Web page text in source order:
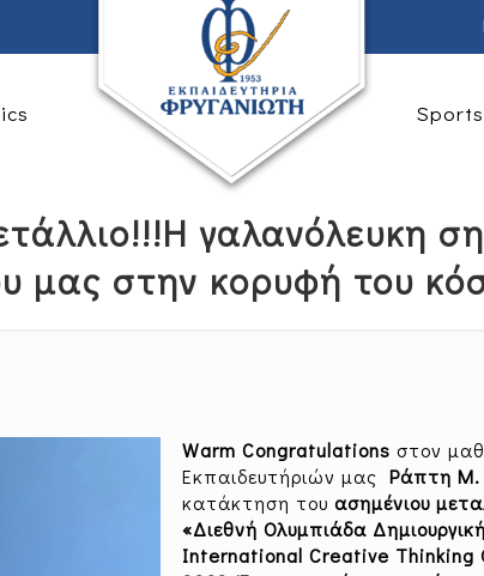
Sports
γαλανόλευκη
μας στην κορυφή του
Warm Congratulations στον
Εκπαιδευτήριών μαςΡάπτη
κατάκτηση τουασημένιου
«Διεθνή Ολυμπιάδα
International Creative Thinking